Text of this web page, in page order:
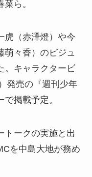
ら。
虎（赤澤燈）や今
萌々香）のビジュ
。キャラクタービ
発売の『週刊少年
掲載予定。
トークの実施と出
を中島大地が務め